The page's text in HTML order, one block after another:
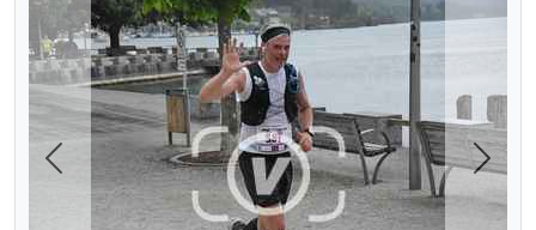
Previous Next